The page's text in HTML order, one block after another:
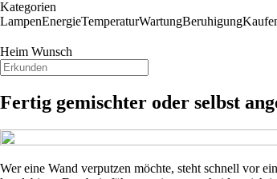
Kategorien
LampenEnergieTemperaturWartungBeruhigung
Heim Wunsch
Fertig gemischter oder selbst
Wer eine Wand verputzen möchte, steht schnell vor